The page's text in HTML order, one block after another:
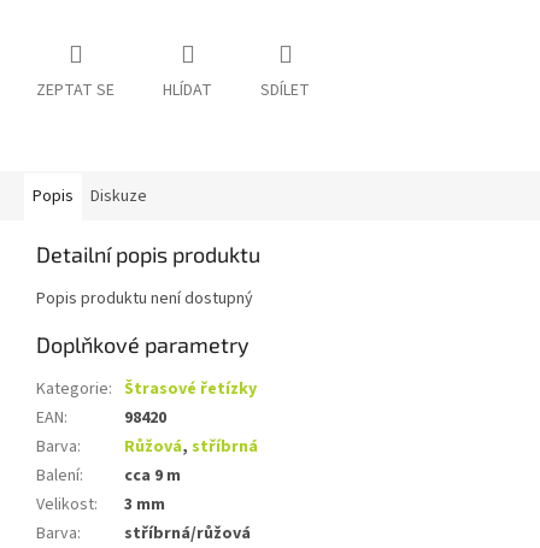
ZEPTAT SE HLÍDAT SDÍLET
Popis Diskuze
Detailní popis produktu
Popis produktu není dostupný
Doplňkové parametry
Kategorie: Štrasové řetízky
EAN:
98420
Barva: Růžová, stříbrná
Balení:
cca 9 m
Velikost:
3 mm
Barva:
stříbrná/růžová